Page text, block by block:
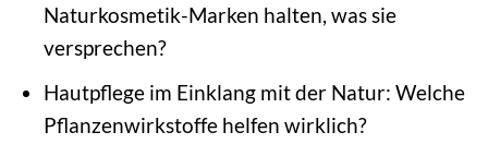
Naturkosmetik-Marken halten, was sie
versprechen?
Hautpflege im Einklang mit der Natur: Welche
Pflanzenwirkstoffe helfen wirklich?